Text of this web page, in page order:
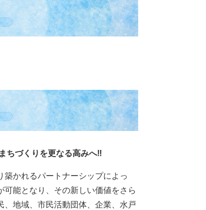
づくりを更なる高みへ‼
かれるパートナーシップによっ
能となり、その新しい価値をさら
地域、市民活動団体、企業、水戸